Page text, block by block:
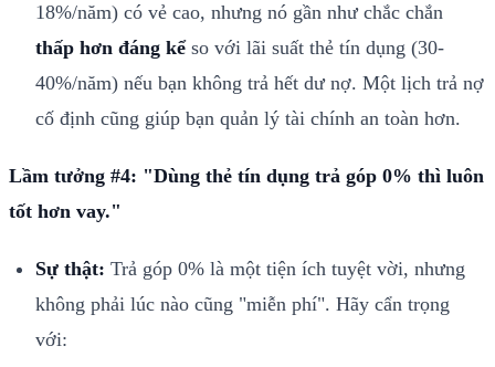
18%/năm) có vẻ cao, nhưng nó gần như chắc chắn
thấp hơn đáng kểso với lãi suất thẻ tín dụng (30-
40%/năm) nếu bạn không trả hết dư nợ. Một lịch trả nợ
cố định cũng giúp bạn quản lý tài chính an toàn hơn.
Lầm tưởng #4: "Dùng thẻ tín dụng trả góp 0% thì luôn
tốt hơn vay."
Sự thật: Trả góp 0% là một tiện ích tuyệt vời, nhưng
không phải lúc nào cũng "miễn phí". Hãy cẩn trọng
với: